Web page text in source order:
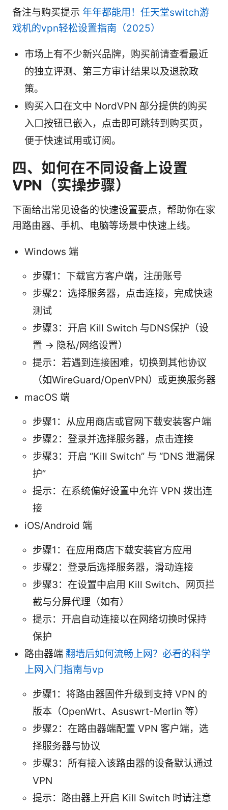
备注与购买提示 年年都能用！任天堂switch游
戏机的vpn轻松设置指南（2025）
市场上有不少新兴品牌，购买前请查看最近
的独立评测、第三方审计结果以及退款政
策。
购买入口在文中 NordVPN 部分提供的购买
入口按钮已嵌入，点击即可跳转到购买页，
便于快速试用或订阅。
四、如何在不同设备上设置
VPN（实操步骤）
下面给出常见设备的快速设置要点，帮助你在家
用路由器、手机、电脑等场景中快速上线。
Windows 端
步骤1：下载官方客户端，注册账号
步骤2：选择服务器，点击连接，完成快速
测试
步骤3：开启 Kill Switch 与DNS保护（设
置 -> 隐私/网络设置）
提示：若遇到连接困难，切换到其他协议
（如WireGuard/OpenVPN）或更换服务器
macOS 端
步骤1：从应用商店或官网下载安装客户端
步骤2：登录并选择服务器，点击连接
步骤3：开启 “Kill Switch” 与 “DNS 泄漏保
护”
提示：在系统偏好设置中允许 VPN 拨出连
接
iOS/Android 端
步骤1：在应用商店下载安装官方应用
步骤2：登录后选择服务器，滑动连接
步骤3：在设置中启用 Kill Switch、网页拦
截与分屏代理（如有）
提示：开启自动连接以在网络切换时保持
保护
路由器端 翻墙后如何流畅上网？必看的科学
上网入门指南与vp
步骤1：将路由器固件升级到支持 VPN 的
版本（OpenWrt、Asuswrt-Merlin 等）
步骤2：在路由器端配置 VPN 客户端，选
择服务器与协议
步骤3：所有接入该路由器的设备默认通过
VPN
提示：路由器上开启 Kill Switch 时请注意